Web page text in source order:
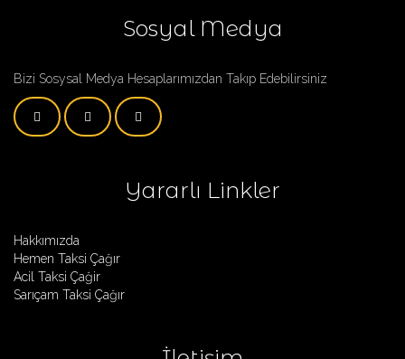
Sosyal Medya
Bizi Sosysal Medya Hesaplarımızdan Takıp Edebilirsiniz
Yararlı Linkler
Hakkımızda
Hemen Taksi Çağır
Acil Taksi Çağir
Sarıçam Taksi Çağır